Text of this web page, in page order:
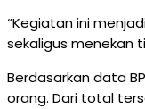
“Kegiatan ini
sekaligus menekan
Berdasarkan data
orang. Dari total